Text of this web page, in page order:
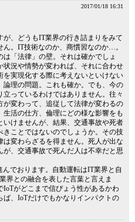
2017/01/18 16:31
、どうもIT業界の行き詰まりをみて
。IT技術なのか、商慣習なのか…。
「法律」の壁。それは確かでしょ
状況や情勢が変われば、それに合わせ
実現化する際に考えないといけない
理の問題。これも確か。でも、今の
っているわけではありません。往々
変わって、追従して法律が変わるの
活の仕方、倫理にどの様な影響をも
けませんが、結果、交通事故や死者
ことではないのでしょうか。その技
変わらざるを得ません。死人が出な
、交通事故で死んだ人は不幸だと思
でおります。自動運転はIT業界と自
界との融合を表した言葉と言えま
がどこまで信ぴょう性があるかわ
、IoTだけでもかなりインパクトの